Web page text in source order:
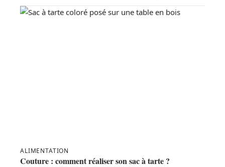
ALIMENTATION
Couture : comment réaliser son sac à tarte ?